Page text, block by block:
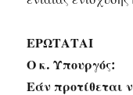
ΕΡΩΤΑΤΑΙ
Ο κ. Υπουργός:
Εάν προτίθεται